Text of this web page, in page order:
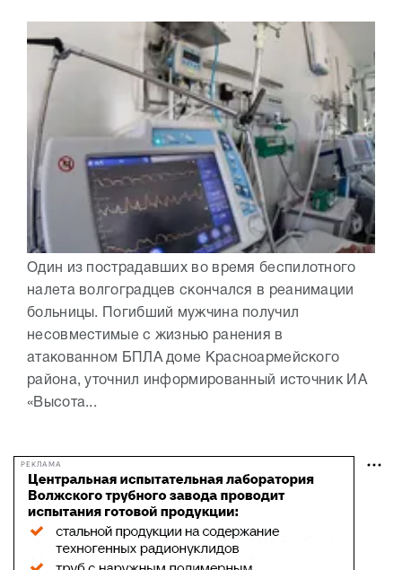
Один из пострадавших во время беспилотного
налета волгоградцев скончался в реанимации
больницы. Погибший мужчина получил
несовместимые с жизнью ранения в
атакованном БПЛА доме Красноармейского
района, уточнил информированный источник ИА
«Высота...
РЕКЛАМА